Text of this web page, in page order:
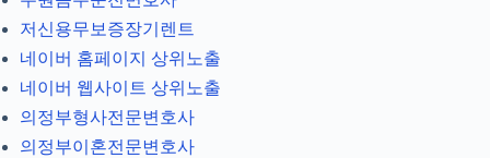
저신용무보증장기렌트
네이버 홈페이지 상위노출
네이버 웹사이트 상위노출
의정부형사전문변호사
의정부이혼전문변호사